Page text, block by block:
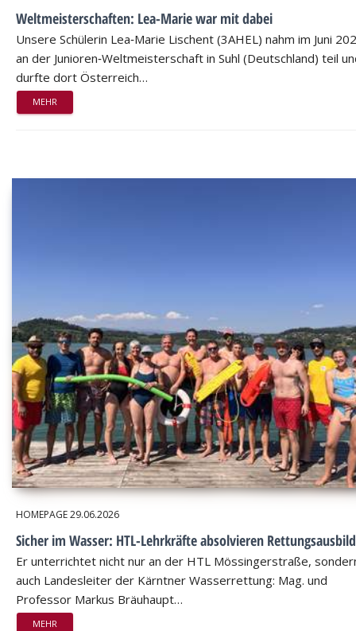
Weltmeisterschaften: Lea-Marie war mit dabei
Unsere Schülerin Lea‑Marie Lischent (3AHEL) nahm im Juni
an der Junioren‑Weltmeisterschaft in Suhl (Deutschland) teil
durfte dort Österreich…
MEHR
HOMEPAGE29.06.2026
Sicher im Wasser: HTL-Lehrkräfte absolvieren
Er unterrichtet nicht nur an der HTL Mössingerstraße,
auch Landesleiter der Kärntner Wasserrettung: Mag. und
Professor Markus Bräuhaupt…
MEHR